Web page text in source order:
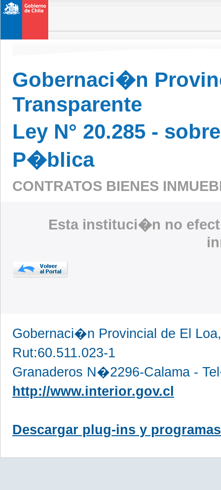
Gobernaci�n
Transparente
Ley N° 20.285 -
P�blica
CONTRATOS BIENES
Esta instituci�n no
Gobernaci�n Provincial de El
Rut:60.511.023-1
Granaderos N�2296-Calama -
http://www.interior.gov.cl
Descargar plug-ins y